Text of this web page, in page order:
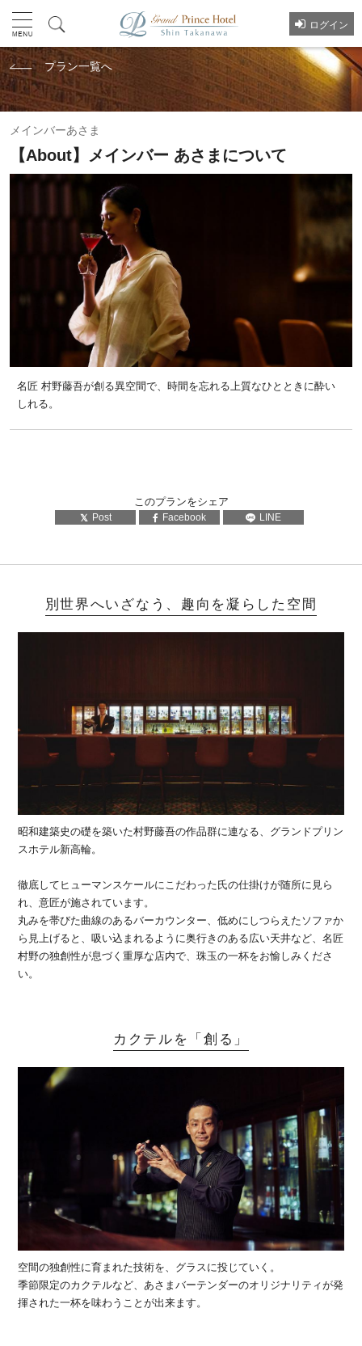
ログイン
プラン一覧へ
メインバーあさま
【About】メインバー あさまについて
名匠 村野藤吾が創る異空間で、時間を忘れる上質なひとときに酔い
しれる。
このプランをシェア
Post Facebook LINE
別世界へいざなう、趣向を凝らした空間
昭和建築史の礎を築いた村野藤吾の作品群に連なる、グランドプリン
スホテル新高輪。
徹底してヒューマンスケールにこだわった氏の仕掛けが随所に見ら
れ、意匠が施されています。
丸みを帯びた曲線のあるバーカウンター、低めにしつらえたソファか
ら見上げると、吸い込まれるように奥行きのある広い天井など、名匠
村野の独創性が息づく重厚な店内で、珠玉の一杯をお愉しみくださ
い。
カクテルを「創る」
空間の独創性に育まれた技術を、グラスに投じていく。
季節限定のカクテルなど、あさまバーテンダーのオリジナリティが発
揮された一杯を味わうことが出来ます。